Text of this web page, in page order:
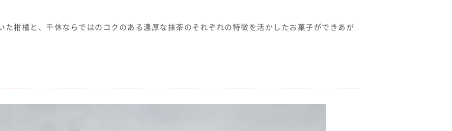
た柑橘と、千休ならではのコクのある濃厚な抹茶のそれぞれの特徴を活かしたお菓子ができあが